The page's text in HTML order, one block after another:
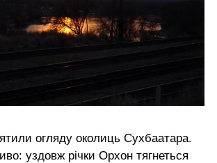
огляду околиць Сухбаатара.
уздовж річки Орхон тягнеться